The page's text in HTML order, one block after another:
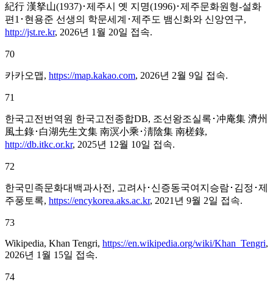
紀行 漢拏山(1937)･제주시 옛 지명(1996)･제주문화원형-설화
편1･현용준 선생의 학문세계･제주도 뱀신화와 신앙연구,
http://jst.re.kr, 2026년 1월 20일 접속.
70
카카오맵, https://map.kakao.com, 2026년 2월 9일 접속.
71
한국고전번역원 한국고전종합DB, 조선왕조실록･冲庵集 濟州
風土錄･白湖先生文集 南溟小乘･淸陰集 南槎錄,
http://db.itkc.or.kr, 2025년 12월 10일 접속.
72
한국민족문화대백과사전, 고려사･신증동국여지승람･김정･제
주풍토록, https://encykorea.aks.ac.kr, 2021년 9월 2일 접속.
73
Wikipedia, Khan Tengri, https://en.wikipedia.org/wiki/Khan_Tengri,
2026년 1월 15일 접속.
74